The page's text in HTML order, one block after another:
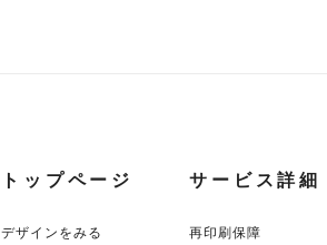
トップページ
デザインをみる
サービス詳細
再印刷保障